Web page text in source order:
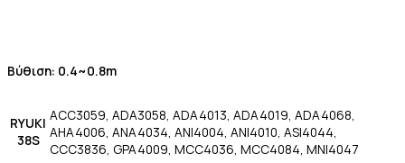
Βύθιση: 0.4~0.8m
RYUKI
38S
ACC3059, ADA3058, ADA4013, ADA4019, ADA4068,
AHA4006, ANA4034, ANI4004, ANI4010, ASI4044,
CCC3836, GPA4009, MCC4036, MCC4084, MNI4047